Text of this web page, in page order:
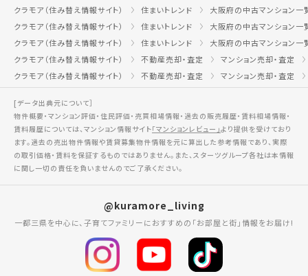
クラモア（住み替え情報サイト）
住まいトレンド
大阪府の中古マンション一
クラモア（住み替え情報サイト）
住まいトレンド
大阪府の中古マンション一
クラモア（住み替え情報サイト）
住まいトレンド
大阪府の中古マンション一
クラモア（住み替え情報サイト）
不動産売却・査定
マンション売却・査定
クラモア（住み替え情報サイト）
不動産売却・査定 マンション売却・査定
[データ出典元について］
物件概要・マンション評価・住民評価・売買相場情報・過去の販売履歴・賃料相場情報・
賃料履歴については、マンション情報サイト「マンションレビュー」より提供を受けており
ます。過去の売出物件情報や賃貸募集物件情報を元に算出した参考情報であり、実際
の取引価格・賃料を保証するものではありません。また、スターツグループ各社は本情報
に関し一切の責任を負いませんのでご了承ください。
@kuramore_living
一都三県を中心に、子育てファミリーにおすすめの「お部屋と街」情報をお届け!